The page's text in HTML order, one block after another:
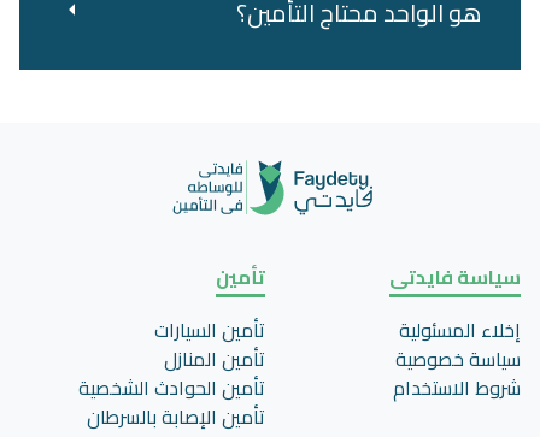
هو‌ ‌الواحد‌ ‌محتاج‌ ‌التأمين؟‌ ‌
سياسة فايدتى
إخلاء المسئولية
سياسة خصوصية
شروط الاستخدام
تأمين
تأمين السيارات
تأمين المنازل
تأمين الحوادث الشخصية
تأمين اﻹصابة بالسرطان